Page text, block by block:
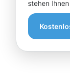
stehen